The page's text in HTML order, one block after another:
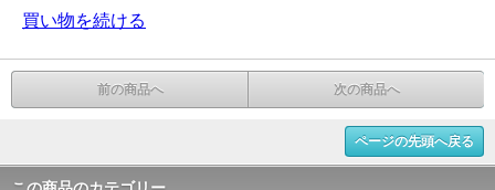
買い物を続ける
前の商品へ 次の商品へ
ページの先頭へ戻る